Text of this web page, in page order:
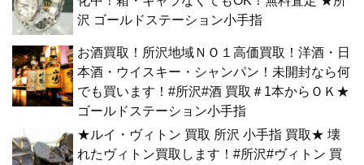
沢 ゴールドステーション小手指
お酒買取！所沢地域ＮＯ１高価買取！洋酒・日
本酒・ウイスキー・シャンパン！未開封なら何
でも買います！#所沢#酒 買取＃1本からＯＫ★
ゴールドステーション小手指
★ルイ・ヴィトン 買取 所沢 小手指 買取★ 壊
れたヴィトン買取します！#所沢#ヴィトン 買